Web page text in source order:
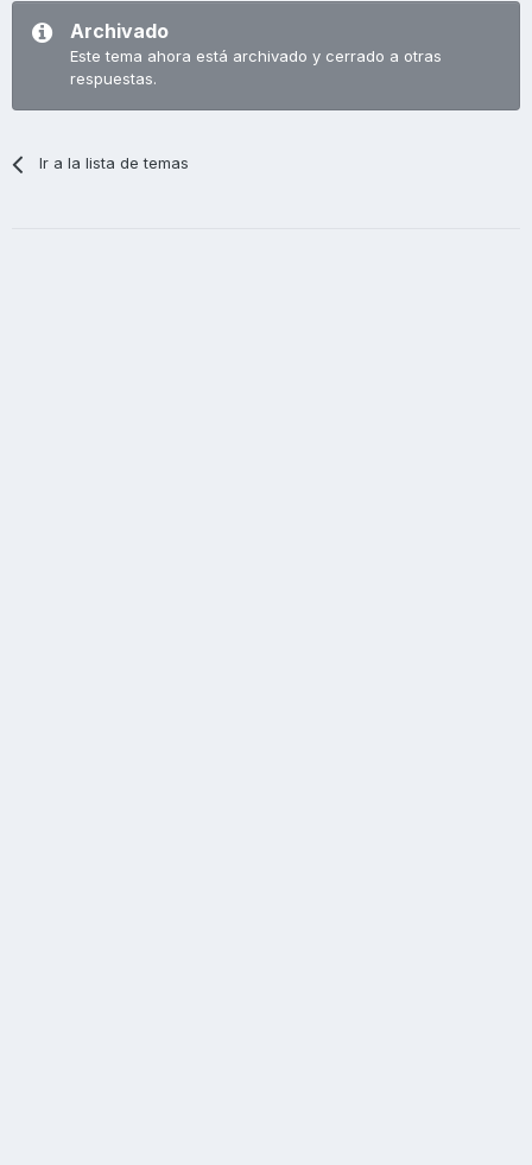
Archivado
Este tema ahora está archivado y cerrado a otras
respuestas.
Ir a la lista de temas